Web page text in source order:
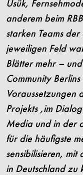
Üsük,
anderem beim
starken Teams
jeweiligen Feld
Blätter mehr –
Community
Voraussetzungen
Projekts ‚im
Media und in der
für die häufigste
sensibilisieren, mit
in Deutschland zu